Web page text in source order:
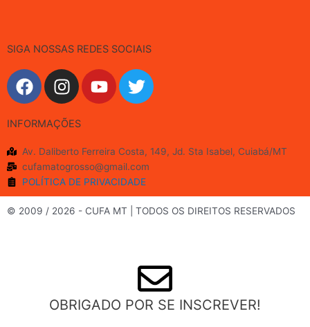
SIGA NOSSAS REDES SOCIAIS
F
a
e
b
o
o
k
I
n
t
a
g
r
a
m
Y
o
u
b
e
T
w
t
e
r
INFORMAÇÕES
Av. Daliberto Ferreira Costa, 149, Jd. Sta Isabel, Cuiabá/MT
cufamatogrosso@gmail.com
POLÍTICA DE PRIVACIDADE
© 2009 / 2026 - CUFA MT | TODOS OS DIREITOS RESERVADOS
OBRIGADO POR SE INSCREVER!